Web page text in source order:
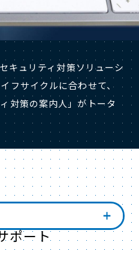
キュリティ対策ソリューシ
フサイクルに合わせて、
対策の案内人」がトータ
ュリティ対策の案
ポート